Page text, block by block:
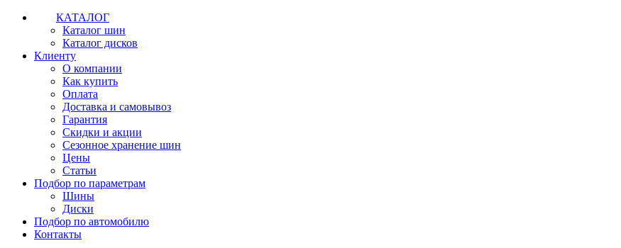
КАТАЛОГ
Каталог шин
Каталог дисков
Клиенту
О компании
Как купить
Оплата
Доставка и самовывоз
Гарантия
Скидки и акции
Сезонное хранение шин
Цены
Статьи
Подбор по параметрам
Шины
Диски
Подбор по автомобилю
Контакты